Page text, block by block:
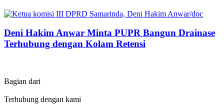
Deni Hakim Anwar Minta PUPR Bangun Drainase
Terhubung dengan Kolam Retensi
Bagian dari
Terhubung dengan kami